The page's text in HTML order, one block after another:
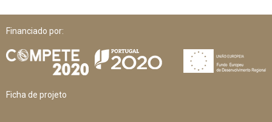
Financiado por:
Ficha de projeto